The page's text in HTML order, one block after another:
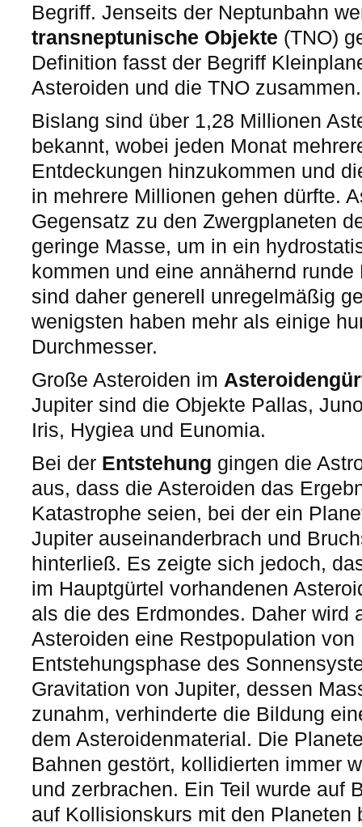
Begriff. Jenseits der Neptunbahn
transneptunische Objekte (TNO)
Definition fasst der Begriff
Asteroiden und die TNO zusammen.
Bislang sind über 1,28 Millionen
bekannt, wobei jeden Monat
Entdeckungen hinzukommen und
in mehrere Millionen gehen dürfte.
Gegensatz zu den Zwergplaneten
geringe Masse, um in ein
kommen und eine annähernd
sind daher generell unregelmäßig
wenigsten haben mehr als einige
Durchmesser.
Große Asteroiden im
Jupiter sind die Objekte Pallas,
Iris, Hygiea und Eunomia.
Bei der Entstehung gingen die
aus, dass die Asteroiden das
Katastrophe seien, bei der ein
Jupiter auseinanderbrach und
hinterließ. Es zeigte sich jedoch,
im Hauptgürtel vorhandenen
als die des Erdmondes. Daher wird
Asteroiden eine Restpopulation
Entstehungsphase des
Gravitation von Jupiter, dessen
zunahm, verhinderte die Bildung
dem Asteroidenmaterial. Die
Bahnen gestört, kollidierten immer
und zerbrachen. Ein Teil wurde auf
auf Kollisionskurs mit den Planeten